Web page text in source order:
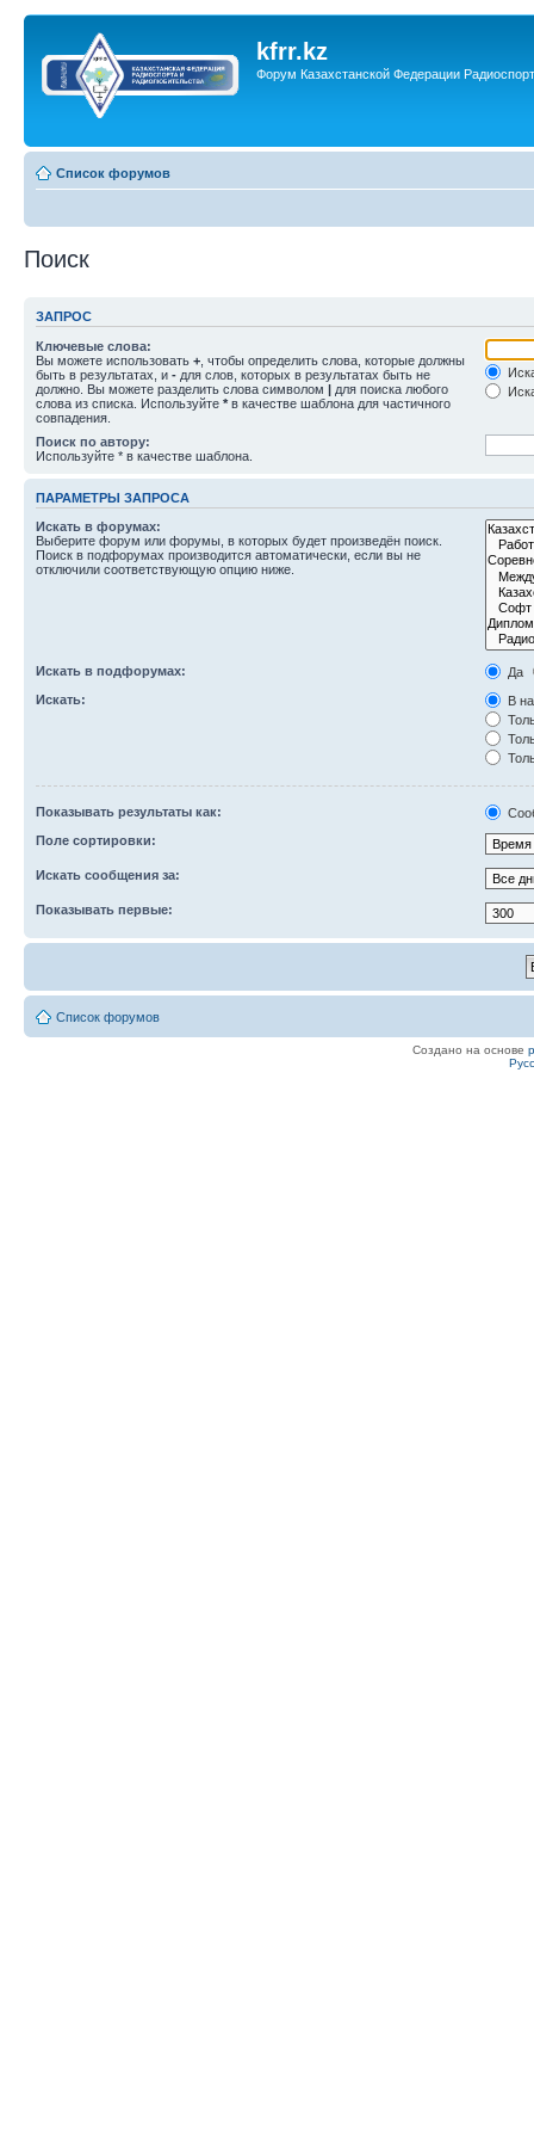
kfrr.kz
Форум Казахстанской Федерации
Список форумов
Поиск
ЗАПРОС
Ключевые слова:
Вы можете использовать + , чтобы определить слова, которые должны
быть в результатах, и - для слов, которых в результатах быть не
должно. Вы можете разделить слова символом | для поиска любого
слова из списка. Используйте * в качестве шаблона для частичного
совпадения.
Поиск по автору:
Используйте * в качестве шаблона.
ПАРАМЕТРЫ ЗАПРОСА
Искать в форумах:
Выберите форум или форумы, в которых будет произведён поиск.
Поиск в подфорумах производится автоматически, если вы не
отключили соответствующую опцию ниже.
Искать в подфорумах:
Да
Искать:
В
Показывать результаты как:
Поле сортировки:
Искать сообщения за:
Показывать первые:
Список форумов
Создано на основе